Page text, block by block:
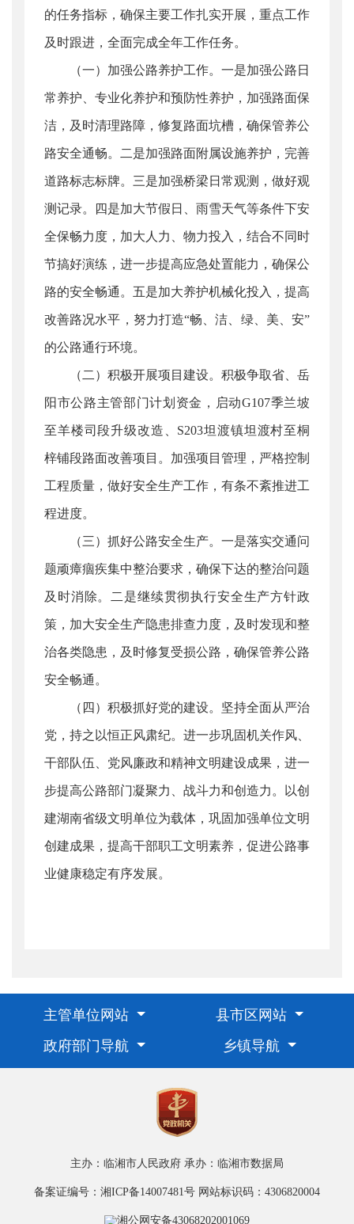
的任务指标，确保主要工作扎实开展，重点工作
及时跟进，全面完成全年工作任务。
（一）加强公路养护工作。一是加强公路日
常养护、专业化养护和预防性养护，加强路面保
洁，及时清理路障，修复路面坑槽，确保管养公
路安全通畅。二是加强路面附属设施养护，完善
道路标志标牌。三是加强桥梁日常观测，做好观
测记录。四是加大节假日、雨雪天气等条件下安
全保畅力度，加大人力、物力投入，结合不同时
节搞好演练，进一步提高应急处置能力，确保公
路的安全畅通。五是加大养护机械化投入，提高
改善路况水平，努力打造“畅、洁、绿、美、安”
的公路通行环境。
（二）积极开展项目建设。积极争取省、岳
阳市公路主管部门计划资金，启动G107季兰坡
至羊楼司段升级改造、S203坦渡镇坦渡村至桐
梓铺段路面改善项目。加强项目管理，严格控制
工程质量，做好安全生产工作，有条不紊推进工
程进度。
（三）抓好公路安全生产。一是落实交通问
题顽瘴痼疾集中整治要求，确保下达的整治问题
及时消除。二是继续贯彻执行安全生产方针政
策，加大安全生产隐患排查力度，及时发现和整
治各类隐患，及时修复受损公路，确保管养公路
安全畅通。
（四）积极抓好党的建设。坚持全面从严治
党，持之以恒正风肃纪。进一步巩固机关作风、
干部队伍、党风廉政和精神文明建设成果，进一
步提高公路部门凝聚力、战斗力和创造力。以创
建湖南省级文明单位为载体，巩固加强单位文明
创建成果，提高干部职工文明素养，促进公路事
业健康稳定有序发展。
主管单位网站
县市区网站
政府部门导航
乡镇导航
主办：临湘市人民政府 承办：临湘市数据局
备案证编号：湘ICP备14007481号 网站标识码：4306820004
湘公网安备43068202001069